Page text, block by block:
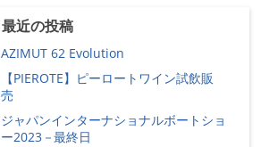
最近の投稿
AZIMUT 62 Evolution
【PIEROTE】ピーロートワイン試飲販
売
ジャパンインターナショナルボートショ
ー2023－最終日